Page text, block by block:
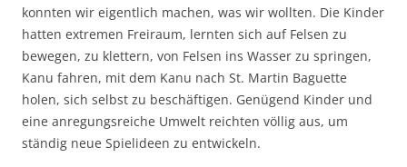
konnten wir eigentlich machen, was wir wollten. Die Kinder
hatten extremen Freiraum, lernten sich auf Felsen zu
bewegen, zu klettern, von Felsen ins Wasser zu springen,
Kanu fahren, mit dem Kanu nach St. Martin Baguette
holen, sich selbst zu beschäftigen. Genügend Kinder und
eine anregungsreiche Umwelt reichten völlig aus, um
ständig neue Spielideen zu entwickeln.